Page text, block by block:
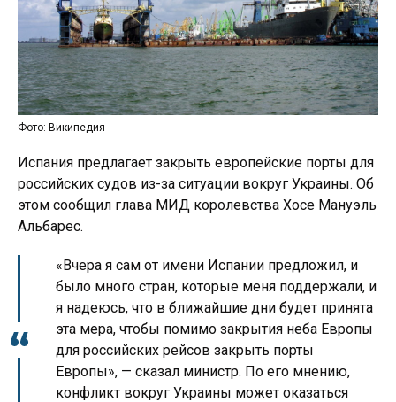
Фото: Википедия
Испания предлагает закрыть европейские порты для
российских судов из-за ситуации вокруг Украины. Об
этом сообщил глава МИД королевства Хосе Мануэль
Альбарес.
«Вчера я сам от имени Испании предложил, и
было много стран, которые меня поддержали, и
я надеюсь, что в ближайшие дни будет принята
эта мера, чтобы помимо закрытия неба Европы
для российских рейсов закрыть порты
Европы», — сказал министр. По его мнению,
конфликт вокруг Украины может оказаться